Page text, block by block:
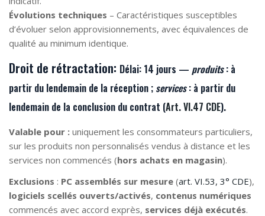
Évolutions techniques – Caractéristiques susceptibles
d’évoluer selon approvisionnements, avec équivalences de
qualité au minimum identique.
Droit de rétractation: Délai: 14 jours — produits: à
partir du lendemain de la réception ; services: à partir du
lendemain de la conclusion du contrat (Art. VI.47 CDE).
Valable pour : uniquement les consommateurs particuliers,
sur les produits non personnalisés vendus à distance et les
services non commencés (hors achats en magasin).
Exclusions : PC assemblés sur mesure (art. VI.53, 3° CDE),
logiciels scellés ouverts/activés, contenus numériques
commencés avec accord exprès, services déjà exécutés.